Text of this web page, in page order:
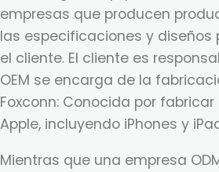
empresas que producen
las especificaciones y diseños
el cliente. El cliente es
OEM se encarga de la
Foxconn: Conocida por
Apple, incluyendo iPhones y
Mientras que una empresa